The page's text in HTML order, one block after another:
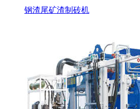
钢渣尾矿渣制砖机